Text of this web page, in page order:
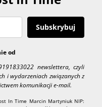
Subskrybuj
od
newslettera, czyli
i wydarzeniach związanych z
komunikacji e-mail.
In Time Marcin Martyniuk NIP: